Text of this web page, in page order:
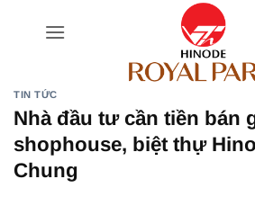
TIN TỨC
Nhà đầu tư cần tiền bán
shophouse, biệt thự
Chung